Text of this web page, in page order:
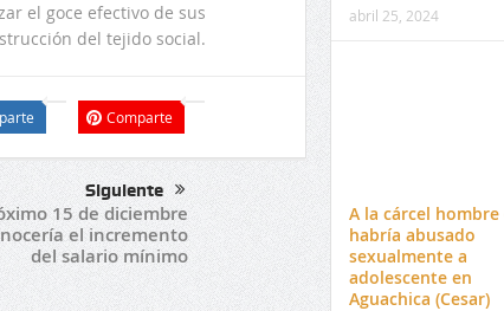
el goce efectivo de sus
del tejido social.
Comparte
Siguiente
15 de diciembre
el incremento
del salario mínimo
abril 25, 2024
A la cárcel hombre
habría abusado
sexualmente a
adolescente en
Aguachica (Cesar)